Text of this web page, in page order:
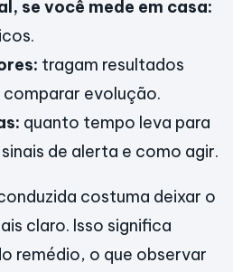
se você mede em casa:
tragam resultados
evolução.
quanto tempo leva para
de alerta e como agir.
costuma deixar o
claro. Isso significa
remédio, o que observar